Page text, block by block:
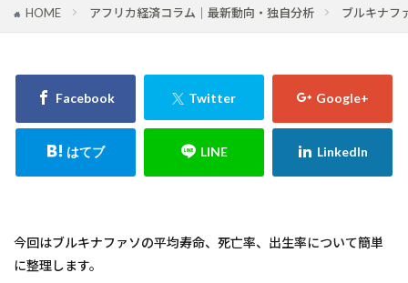
HOME アフリカ経済コラム｜最新動向・独自分析 ブルキナフ
今回はブルキナファソの平均寿命、死亡率、出生率について簡単
に整理します。